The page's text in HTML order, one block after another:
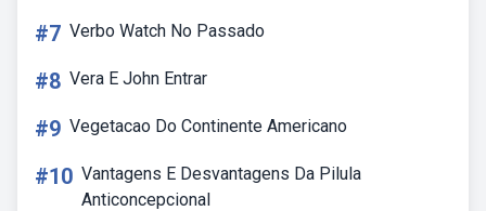
#7 Verbo Watch No Passado
#8 Vera E John Entrar
#9 Vegetacao Do Continente Americano
#10 Vantagens E Desvantagens Da Pilula
Anticoncepcional